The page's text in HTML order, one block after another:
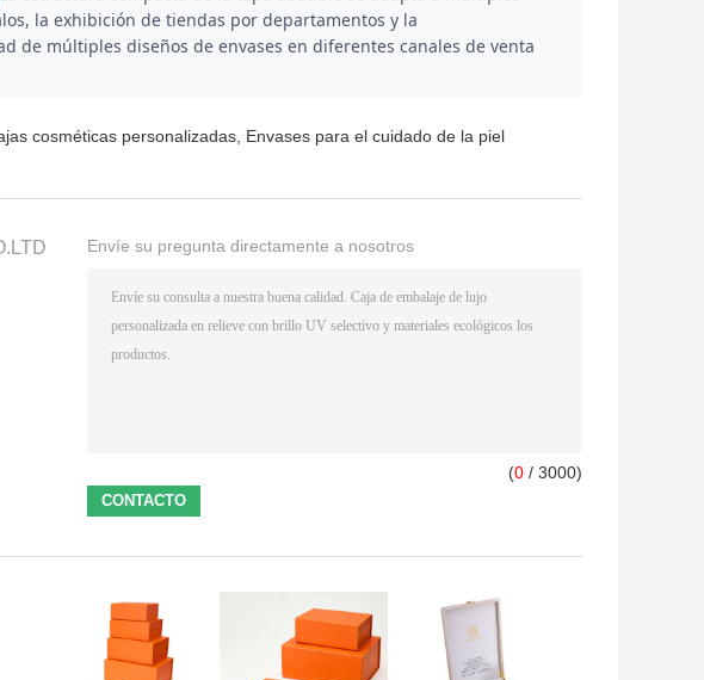
la exhibición de tiendas por departamentos y la
de múltiples diseños de envases en diferentes canales de venta
cosméticas personalizadas, Envases para el cuidado de la piel
Envíe su pregunta directamente a nosotros
(0 / 3000)